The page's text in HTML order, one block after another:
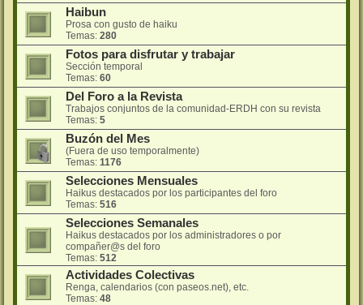
Haibun
Prosa con gusto de haiku
Temas: 280
Fotos para disfrutar y trabajar
Sección temporal
Temas: 60
Del Foro a la Revista
Trabajos conjuntos de la comunidad-ERDH con su revista
Temas: 5
Buzón del Mes
(Fuera de uso temporalmente)
Temas: 1176
Selecciones Mensuales
Haikus destacados por los participantes del foro
Temas: 516
Selecciones Semanales
Haikus destacados por los administradores o por
compañer@s del foro
Temas: 512
Actividades Colectivas
Renga, calendarios (con paseos.net), etc.
Temas: 48